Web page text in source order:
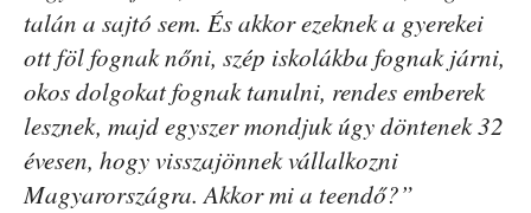
talán a sajtó sem. És akkor ezeknek a gyerekei
ott föl fognak nőni, szép iskolákba fognak járni,
okos dolgokat fognak tanulni, rendes emberek
lesznek, majd egyszer mondjuk úgy döntenek 32
évesen, hogy visszajönnek vállalkozni
Magyarországra. Akkor mi a teendő?”